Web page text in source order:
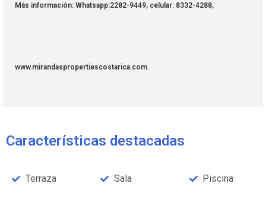
Más información: Whatsapp:2282-9449, celular: 8332-4288,
www.mirandaspropertiescostarica.com.
Características destacadas
Terraza Sala Piscina